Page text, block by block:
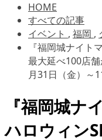
HOME
すべての記事
イベント , 福岡 ,
『福岡城ナイト
最大延べ100店
月31日（金）～
『福岡城ナ
ハロウィン